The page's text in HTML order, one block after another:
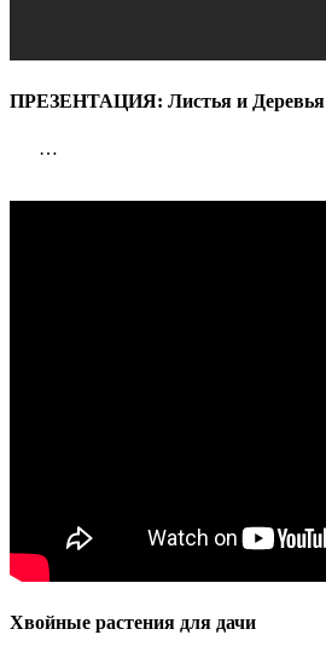
ПРЕЗЕНТАЦИЯ: Листья и Деревья
…
Хвойные растения для дачи